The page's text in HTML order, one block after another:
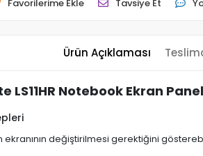
Favorilerime Ekle Tavsiye Et
Ürün Açıklaması
LS11HR Notebook Ekran
ekranının değiştirilmesi gerektiğini